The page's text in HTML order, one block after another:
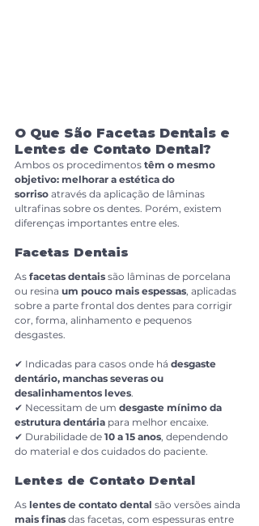
O Que São Facetas Dentais e
Lentes de Contato Dental?
Ambos os procedimentos têm o mesmo
objetivo: melhorar a estética do
sorriso através da aplicação de lâminas
ultrafinas sobre os dentes. Porém, existem
diferenças importantes entre eles.
Facetas Dentais
As facetas dentais são lâminas de porcelana
ou resina um pouco mais espessas, aplicadas
sobre a parte frontal dos dentes para corrigir
cor, forma, alinhamento e pequenos
desgastes.
✔ Indicadas para casos onde há desgaste
dentário, manchas severas ou
desalinhamentos leves.
✔ Necessitam de um desgaste mínimo da
estrutura dentária para melhor encaixe.
✔ Durabilidade de 10 a 15 anos, dependendo
do material e dos cuidados do paciente.
Lentes de Contato Dental
As lentes de contato dental são versões ainda
mais finas das facetas, com espessuras entre